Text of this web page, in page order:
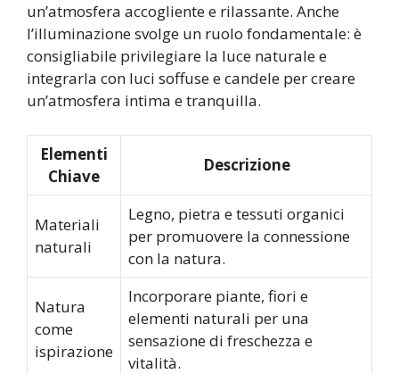
un’atmosfera accogliente e rilassante. Anche
l’illuminazione svolge un ruolo fondamentale: è
consigliabile privilegiare la luce naturale e
integrarla con luci soffuse e candele per creare
un’atmosfera intima e tranquilla.
Elementi
Chiave
Descrizione
Materiali
naturali
Legno, pietra e tessuti organici
per promuovere la connessione
con la natura.
Natura
come
ispirazione
Incorporare piante, fiori e
elementi naturali per una
sensazione di freschezza e
vitalità.